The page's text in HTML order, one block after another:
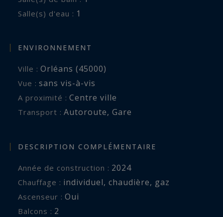
Salle(s) d'eau : 1
ENVIRONNEMENT
Ville : Orléans (45000)
Vue : sans vis-à-vis
A proximité : Centre ville
Transport : Autoroute, Gare
DESCRIPTION COMPLÉMENTAIRE
Année de construction : 2024
Chauffage : individuel, chaudière, gaz
Ascenseur : Oui
balcons : 2